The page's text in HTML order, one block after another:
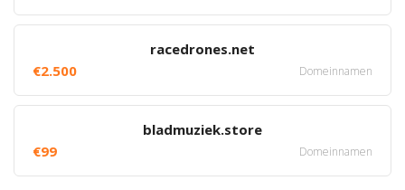
racedrones.net
€2.500
Domeinnamen
bladmuziek.store
€99
Domeinnamen